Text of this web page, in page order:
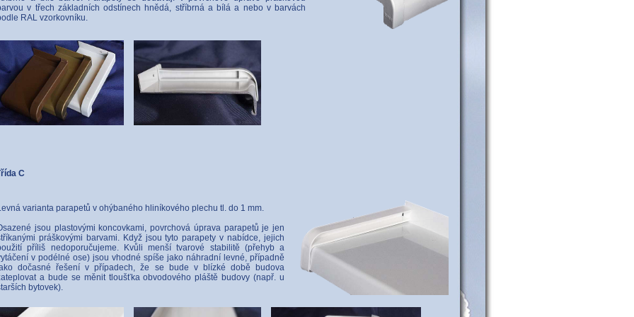
v třech základních odstínech hnědá, stříbrná a bílá a nebo v barvách
RAL vzorkovníku.
C
varianta parapetů v ohýbaného hliníkového plechu tl. do 1 mm.
jsou plastovými koncovkami, povrchová úprava parapetů je jen
práškovými barvami. Když jsou tyto parapety v nabídce, jejich
příliš nedoporučujeme. Kvůli menší tvarové stabilitě (přehyb a
v podélné ose) jsou vhodné spíše jako náhradní levné, případně
dočasné řešení v případech, že se bude v blízké době budova
a bude se měnit tloušťka obvodového pláště budovy (např. u
bytovek).